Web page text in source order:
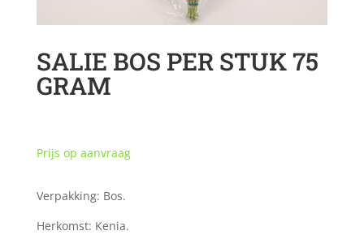
SALIE BOS PER STUK 75
GRAM
Prijs op aanvraag
Verpakking: Bos.
Herkomst: Kenia.